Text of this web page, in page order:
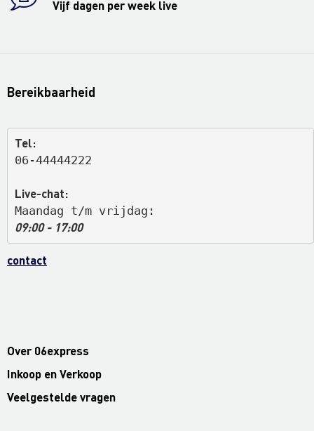
Vijf dagen per week live
Bereikbaarheid
Tel:
06-44444222
Live-chat:
Maandag t/m vrijdag:
09:00 - 17:00
contact
Over 06express
Inkoop en Verkoop
Veelgestelde vragen